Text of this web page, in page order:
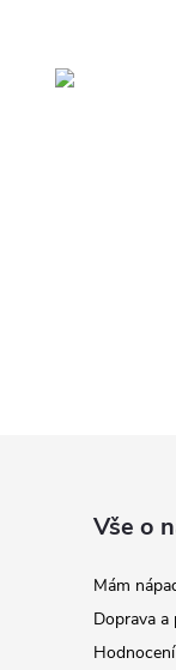
Vše o
Mám
Doprava a